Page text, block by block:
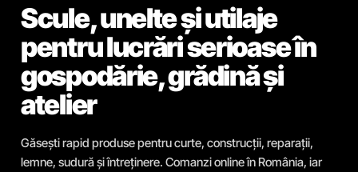
Scule, unelte și utilaje
pentru lucrări serioase în
gospodărie, grădină și
atelier
Găsești rapid produse pentru curte, construcții, reparații,
lemne, sudură și întreținere. Comanzi online în România, iar